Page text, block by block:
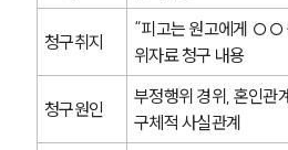
청구취지
“피고는 원고에게 ○○
위자료 청구 내용
청구원인
부정행위 경위, 혼인관
구체적 사실관계